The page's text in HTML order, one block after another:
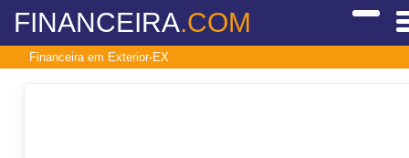
FINANCEIRA.COM
Financeira em Exterior-EX